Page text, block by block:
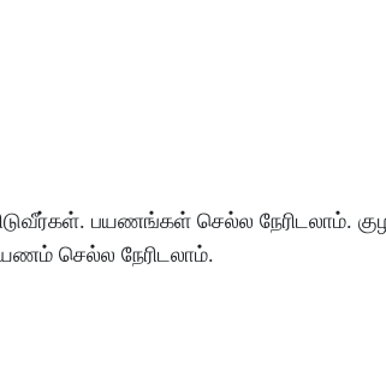
. பயணங்கள் செல்ல நேரிடலாம்.
செல்ல நேரிடலாம்.